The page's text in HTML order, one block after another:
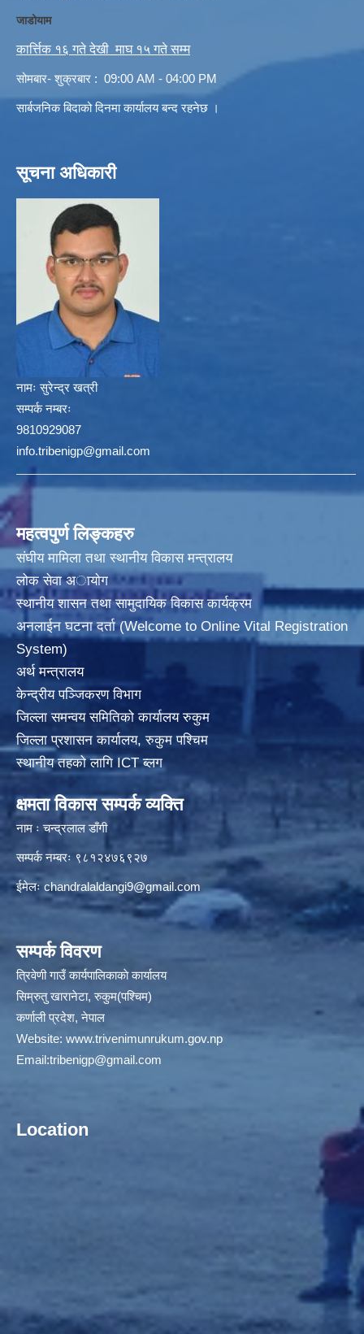
जाडोयाम
कार्त्तिक १६ गते देखी माघ १५ गते सम्म
सोमबार- शुक्रबार : 09:00 AM - 04:00 PM
सार्बजनिक बिदाको दिनमा कार्यालय बन्द रहनेछ ।
सूचना अधिकारी
नामः सुरेन्द्र खत्री
सम्पर्क नम्बरः
9810929087
info.tribenigp@gmail.com
महत्वपुर्ण लिङ्कहरु
संघीय मामिला तथा स्थानीय विकास मन्त्रालय
लोक सेवा अायाेग
स्थानीय शासन तथा सामुदायिक विकास कार्यक्रम
अनलाईन घटना दर्ता (Welcome to Online Vital Registration
System)
अर्थ मन्त्रालय
केन्द्रीय पञ्जिकरण विभाग
जिल्ला समन्वय समितिको कार्यालय रुकुम
जिल्ला प्रशासन कार्यालय, रुकुम पश्चिम
स्थानीय तहको लागि ICT ब्लग
क्षमता विकास सम्पर्क व्यक्ति
नाम ः चन्द्रलाल डाँगी
सम्पर्क नम्बरः ९८१२४७६९२७
ईमेलः chandralaldangi9@gmail.com
सम्पर्क विवरण
त्रिवेणी गाउँ कार्यपालिकाकाे कार्यालय
सिम्रुतु खारानेटा, रुकुम(पश्‍चिम)
कर्णाली प्रदेश, नेपाल
Website: www.trivenimunrukum.gov.np
Email:tribenigp@gmail.com
Location